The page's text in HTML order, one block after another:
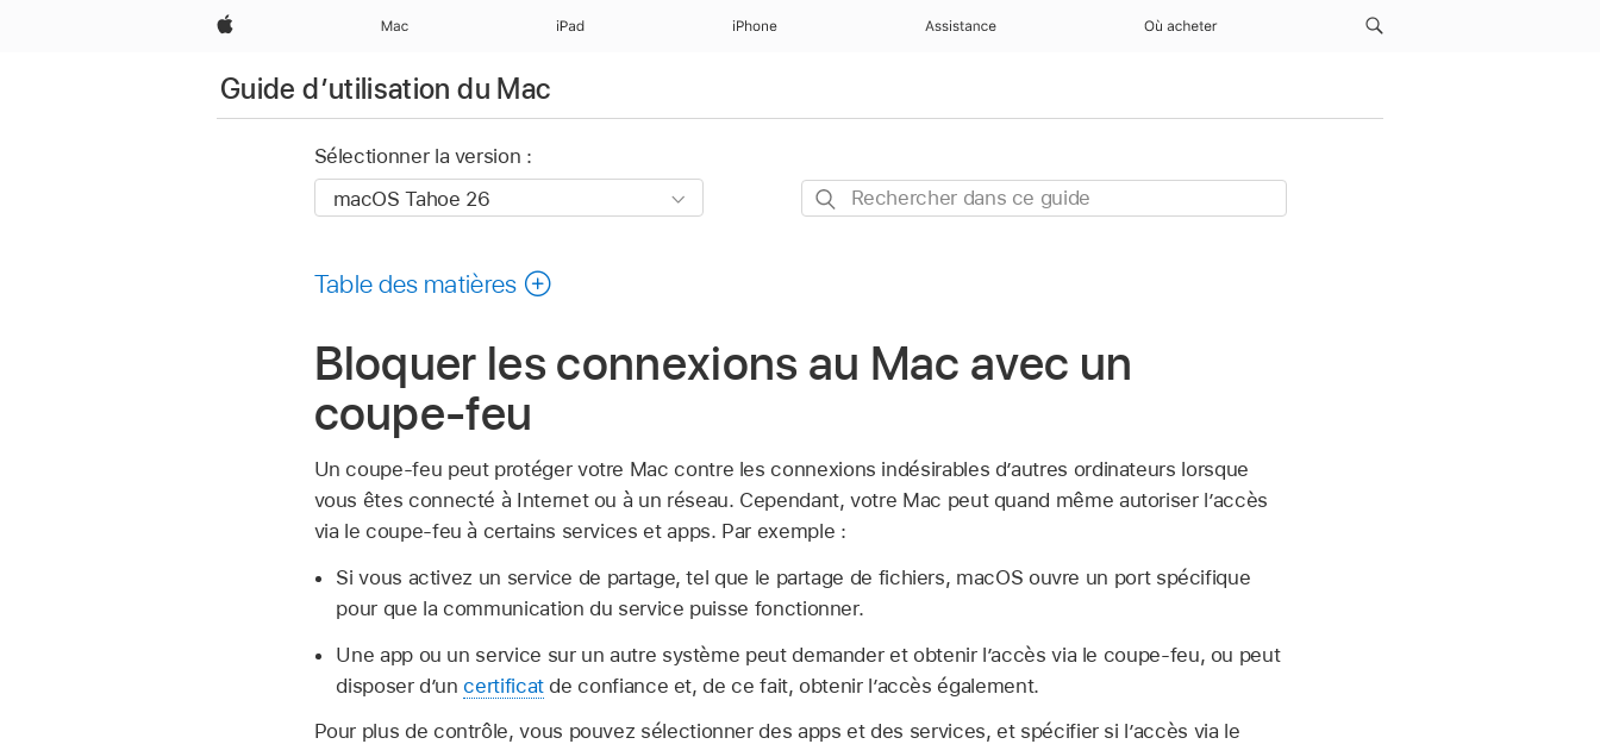
Apple Mac iPad iPhone Assistance Où acheter
Guide d’utilisation du Mac
Sélectionner la version :
Rechercher
Table des matières
Bloquer les connexions au Mac avec un
coupe-feu
Un coupe-feu peut protéger votre Mac contre les connexions indésirables d’autres ordinateurs lorsque
vous êtes connecté à Internet ou à un réseau. Cependant, votre Mac peut quand même autoriser l’accès
via le coupe-feu à certains services et apps. Par exemple :
Si vous activez un service de partage, tel que le partage de fichiers, macOS ouvre un port spécifique
pour que la communication du service puisse fonctionner.
Une app ou un service sur un autre système peut demander et obtenir l’accès via le coupe-feu, ou peut
disposer d’uncertificatde confiance et, de ce fait, obtenir l’accès également.
Pour plus de contrôle, vous pouvez sélectionner des apps et des services, et spécifier si l’accès via le